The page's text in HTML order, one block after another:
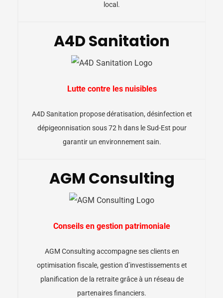
local.
A4D Sanitation
Lutte contre les nuisibles
A4D Sanitation propose dératisation, désinfection et
dépigeonnisation sous 72 h dans le Sud-Est pour
garantir un environnement sain.
AGM Consulting
Conseils en gestion patrimoniale
AGM Consulting accompagne ses clients en
optimisation fiscale, gestion d’investissements et
planification de la retraite grâce à un réseau de
partenaires financiers.